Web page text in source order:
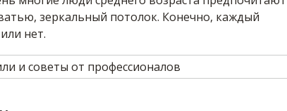
зеркальный потолок. Конечно, каждый
нет.